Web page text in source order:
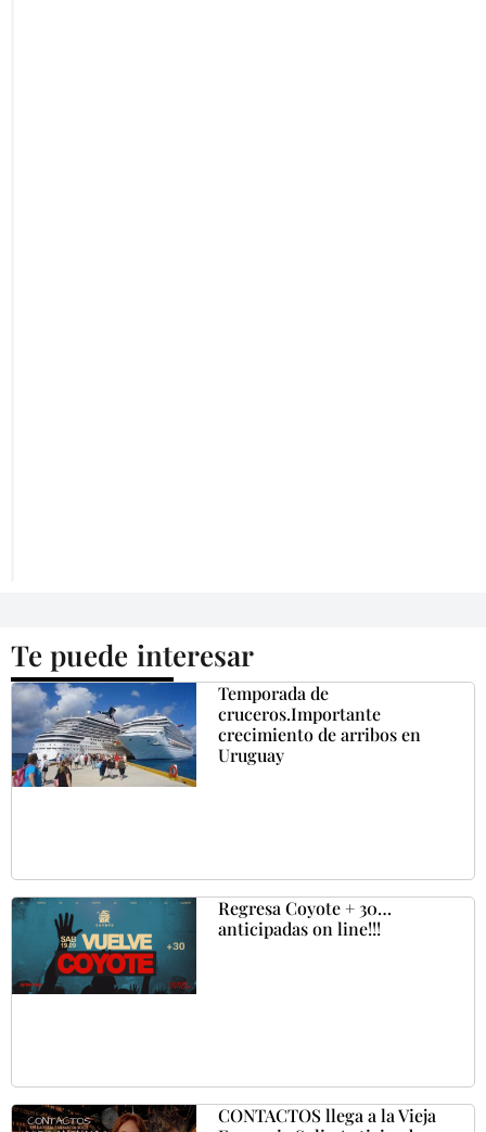
Te puede interesar
Temporada de
cruceros.Importante
crecimiento de arribos en
Uruguay
Regresa Coyote + 30…
anticipadas on line!!!
CONTACTOS llega a la Vieja